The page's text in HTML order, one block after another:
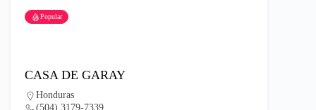
Popular
CASA DE GARAY
Honduras
(504) 3179-7339